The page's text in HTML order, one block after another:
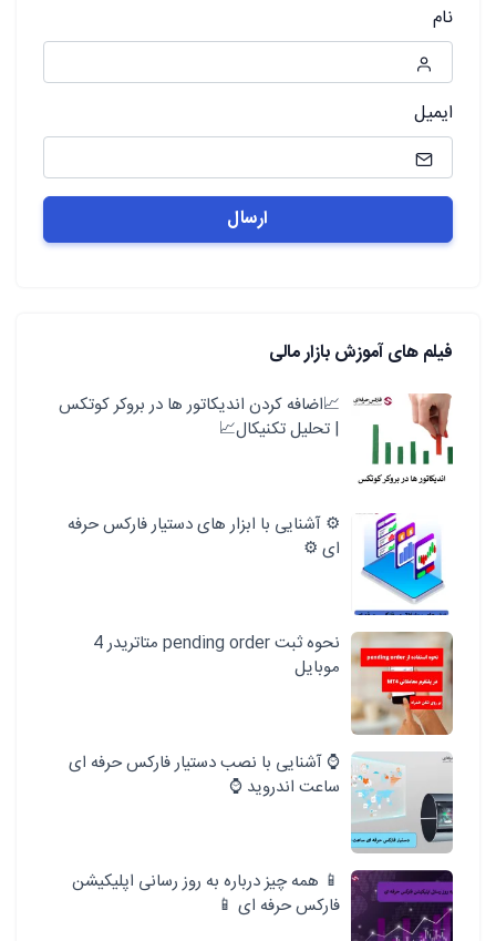
نام
ایمیل
فیلم های آموزش بازار مالی
📈اضافه کردن اندیکاتور ها در بروکر کوتکس
| تحلیل تکنیکال📈
⚙️ آشنایی با ابزار های دستیار فارکس حرفه
ای ⚙️
نحوه ثبت pending order متاتریدر 4
موبایل
⌚ آشنایی با نصب دستیار فارکس حرفه ای
ساعت اندروید ⌚
📱 همه چیز درباره به روز رسانی اپلیکیشن
فارکس حرفه ای 📱